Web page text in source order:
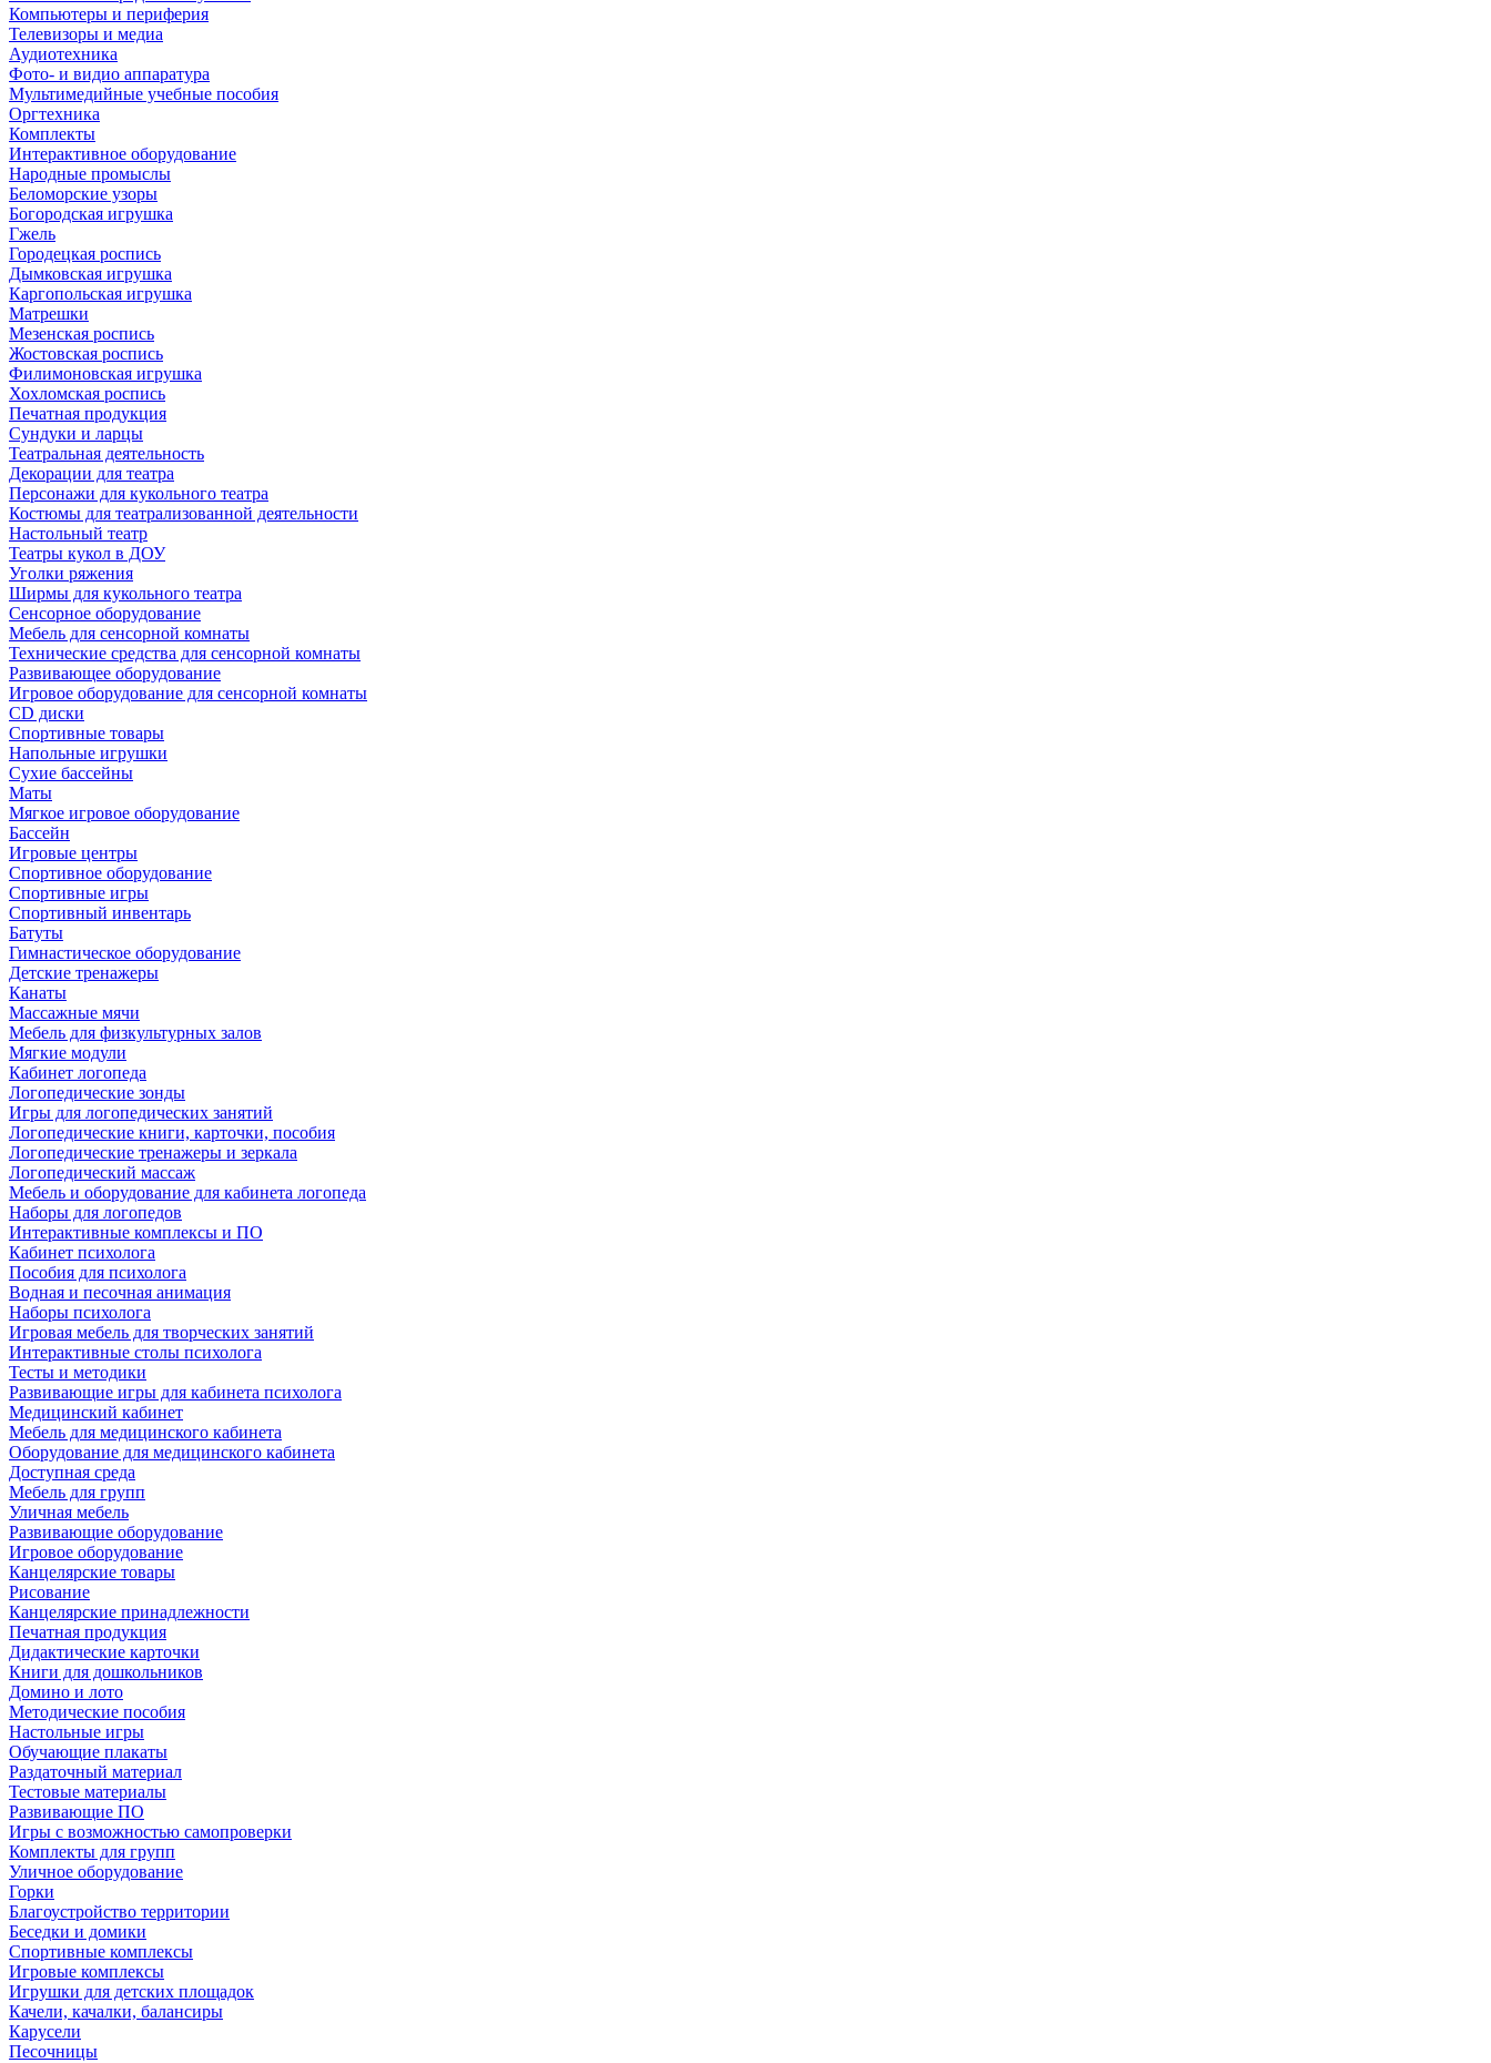
Компьютеры и периферия
Телевизоры и медиа
Аудиотехника
Фото- и видио аппаратура
Мультимедийные учебные пособия
Оргтехника
Комплекты
Интерактивное оборудование
Народные промыслы
Беломорские узоры
Богородская игрушка
Гжель
Городецкая роспись
Дымковская игрушка
Каргопольская игрушка
Матрешки
Мезенская роспись
Жостовская роспись
Филимоновская игрушка
Хохломская роспись
Печатная продукция
Сундуки и ларцы
Театральная деятельность
Декорации для театра
Персонажи для кукольного театра
Костюмы для театрализованной деятельности
Настольный театр
Театры кукол в ДОУ
Уголки ряжения
Ширмы для кукольного театра
Сенсорное оборудование
Мебель для сенсорной комнаты
Технические средства для сенсорной комнаты
Развивающее оборудование
Игровое оборудование для сенсорной комнаты
CD диски
Спортивные товары
Напольные игрушки
Сухие бассейны
Маты
Мягкое игровое оборудование
Бассейн
Игровые центры
Спортивное оборудование
Спортивные игры
Спортивный инвентарь
Батуты
Гимнастическое оборудование
Детские тренажеры
Канаты
Массажные мячи
Мебель для физкультурных залов
Мягкие модули
Кабинет логопеда
Логопедические зонды
Игры для логопедических занятий
Логопедические книги, карточки, пособия
Логопедические тренажеры и зеркала
Логопедический массаж
Мебель и оборудование для кабинета логопеда
Наборы для логопедов
Интерактивные комплексы и ПО
Кабинет психолога
Пособия для психолога
Водная и песочная анимация
Наборы психолога
Игровая мебель для творческих занятий
Интерактивные столы психолога
Тесты и методики
Развивающие игры для кабинета психолога
Медицинский кабинет
Мебель для медицинского кабинета
Оборудование для медицинского кабинета
Доступная среда
Мебель для групп
Уличная мебель
Развивающие оборудование
Игровое оборудование
Канцелярские товары
Рисование
Канцелярские принадлежности
Печатная продукция
Дидактические карточки
Книги для дошкольников
Домино и лото
Методические пособия
Настольные игры
Обучающие плакаты
Раздаточный материал
Тестовые материалы
Развивающие ПО
Игры с возможностью самопроверки
Комплекты для групп
Уличное оборудование
Горки
Благоустройство территории
Беседки и домики
Спортивные комплексы
Игровые комплексы
Игрушки для детских площадок
Качели, качалки, балансиры
Карусели
Песочницы